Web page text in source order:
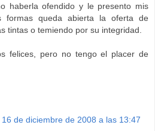
haberla ofendido y le presento mis
formas queda abierta la oferta de
tintas o temiendo por su integridad.
felices, pero no tengo el placer de
16 de diciembre de 2008 a las 13:47